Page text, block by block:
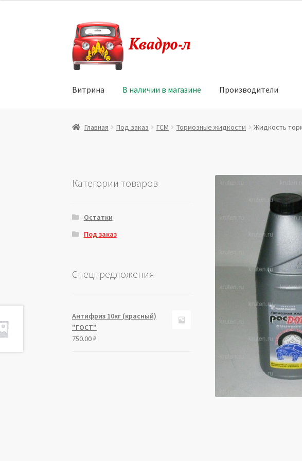
Перейти
к
навигации
Перейти
к
содержимому
Витрина В наличии в магазине Производители
Главная Витрина Мой аккаунт Политика в отношении
Главная Под заказ ГСМ Тормозные жидкости Жидкость
Категории товаров
Остатки
Под заказ
Спецпредложения
Антифриз 10кг (красный)
"ГОСТ"
750.00₽